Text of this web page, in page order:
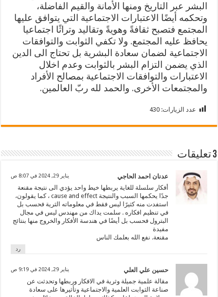
البشر عبر التاريخ ومنها الأمانة والقيم الفاضلة،
وتحكمه أيضًا الاعتبارات الاجتماعية التي يتوافق عليها
المجتمع فتصبح ثقافةً وهويةً وتقاليد وتراثًا اجتماعيا
يحافظ عليه المجتمع. ولا تكفي الثوابت والتوافقات
الاجتماعية لضمان سعادة البشرية بل تحتاج الى الدين
الذي يضمن التزام البشر بالثوابت وعدم اخلال
الاعتبارات والتوافقات الاجتماعية بمصالح الأفراد
والمجتمعات الأخرى. والحمد لله ربّ العالمين.
عدد الزيارات: 430
3 تعليقات
عدنان احمد الحاجي يناير 29, 2024 في 8:07 ص
أفكار سلسلة للغاية يربطها خيط واحد يؤدي الى نتيجة مقنعة
جدًا يحكمها السبب والنتيجة cause and effect ، كما يقولون،
استفدت منه كثيرًا ليس فقط في معلوماته الثرية فحسب بل
في تنظيم افكاره . سلمت يداك من مهندس ليس في مجال
البترول فحسب بل أيضًا في هندسة الأفكار والخروج منها بنتائج
مفيدة
مقنعة. نفع الله بعلمك الناس
رد
حسين علي العلي يناير 29, 2024 في 9:19 ص
مقالة علمية جميلة وثرية في الافكار وربطها وتحدثت عن
صناعة الثوابت العلمية والاجتماعية وتأثيرها على سعادة